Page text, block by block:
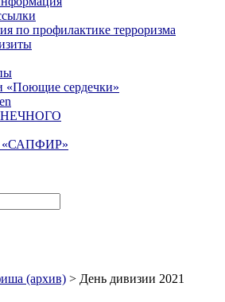
по профилактике терроризма
«Поющие сердечки»
«САПФИР»
(архив) > День дивизии 2021